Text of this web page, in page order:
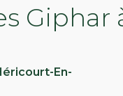
Giphar
En-